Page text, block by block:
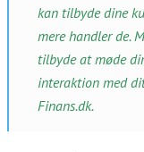
kan tilbyde dine
mere handler de.
tilbyde at møde
interaktion med
Finans.dk.